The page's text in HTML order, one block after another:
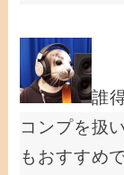
誰
コンプを扱
もおすすめで